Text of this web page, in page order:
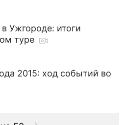
Ужгороде: итоги
туре
2015: ход событий во